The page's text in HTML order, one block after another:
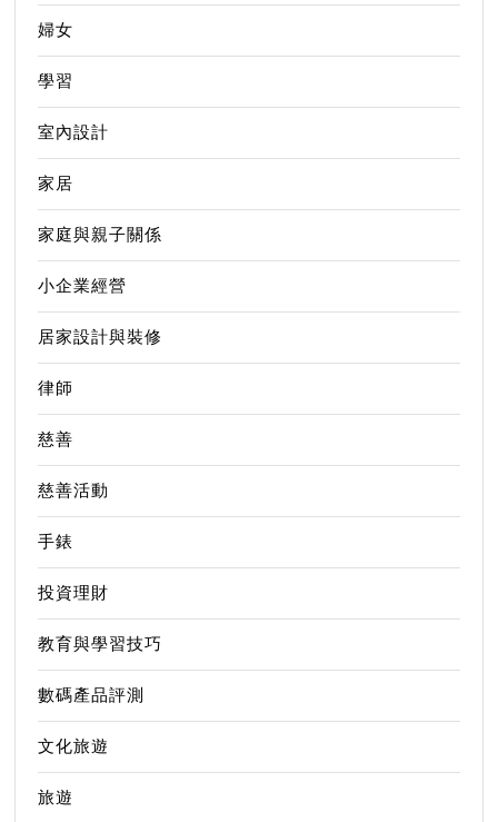
婦女
學習
室內設計
家居
家庭與親子關係
小企業經營
居家設計與裝修
律師
慈善
慈善活動
手錶
投資理財
教育與學習技巧
數碼產品評測
文化旅遊
旅遊